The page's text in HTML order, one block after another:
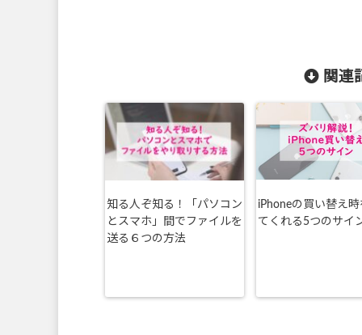
関連
知る人ぞ知る！「パソコン
とスマホ」間でファイルを
送る６つの方法
iPhoneの買い替え
てくれる5つのサイ